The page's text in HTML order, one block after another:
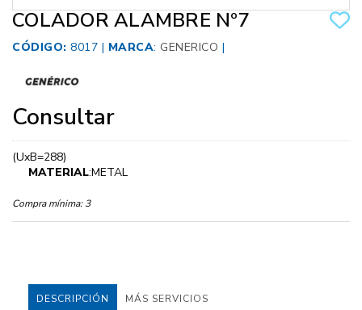
COLADOR ALAMBRE Nº7
CÓDIGO: 8017 | MARCA: GENERICO |
Consultar
(UxB=288)
MATERIAL:METAL
Compra mínima: 3
DESCRIPCIÓN MÁS SERVICIOS